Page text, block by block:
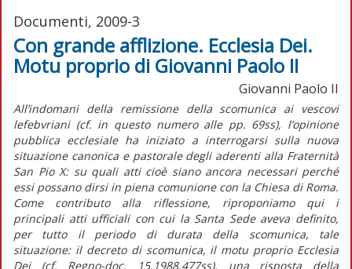
Documenti, 2009-3
Con grande afflizione. Ecclesia Dei.
Motu proprio di Giovanni Paolo II
Giovanni Paolo II
All’indomani della remissione della scomunica ai vescovi
lefebvriani (cf. in questo numero alle pp. 69ss), l’opinione
pubblica ecclesiale ha iniziato a interrogarsi sulla nuova
situazione canonica e pastorale degli aderenti alla Fraternità
San Pio X: su quali atti cioè siano ancora necessari perché
essi possano dirsi in piena comunione con la Chiesa di Roma.
Come contributo alla riflessione, riproponiamo qui i
principali atti ufficiali con cui la Santa Sede aveva definito,
per tutto il periodo di durata della scomunica, tale
situazione: il decreto di scomunica, il motu proprio Ecclesia
Dei (cf. Regno-doc. 15,1988,477ss), una risposta della